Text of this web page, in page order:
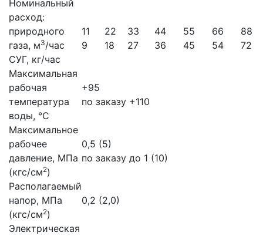
Номинальный
расход:
природного
газа, м3/час
СУГ, кг/час
11
9
22
18
33
27
44
36
55
45
66
54
88
72
Максимальная
рабочая
температура
воды, °С
+95
по заказу +110
Максимальное
рабочее
давление, МПа
(кгс/см2)
0,5 (5)
по заказу до 1 (10)
Располагаемый
напор, МПа
(кгс/см2)
0,2 (2,0)
Электрическая